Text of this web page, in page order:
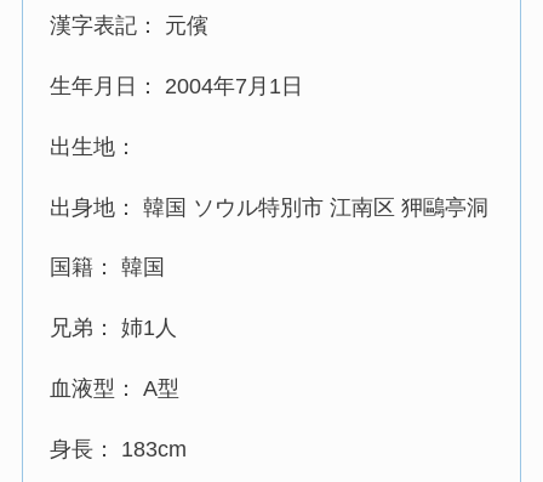
漢字表記： 元儐
生年月日： 2004年7月1日
出生地：
出身地： 韓国 ソウル特別市 江南区 狎鷗亭洞
国籍： 韓国
兄弟： 姉1人
血液型： A型
身長： 183cm